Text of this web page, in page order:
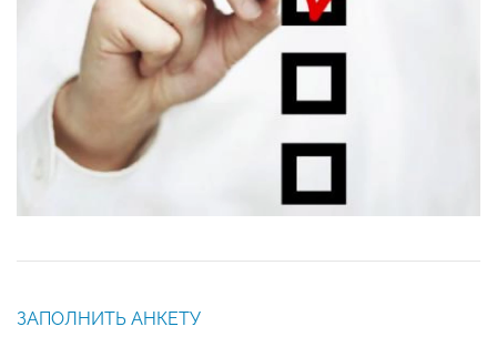
ЗАПОЛНИТЬ АНКЕТУ